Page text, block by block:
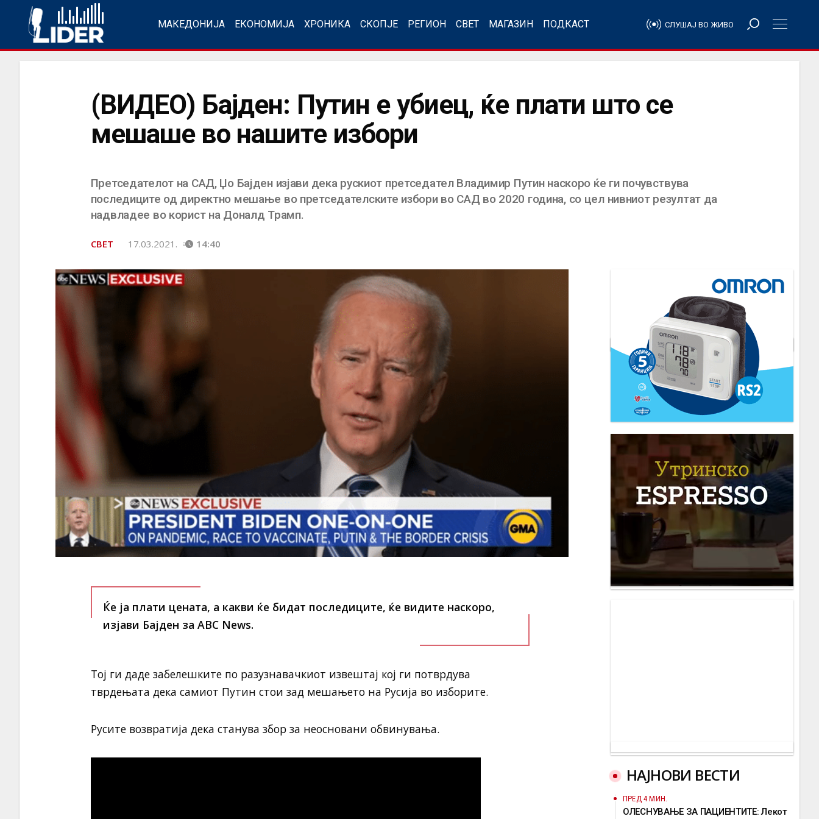
МАКЕДОНИЈА ЕКОНОМИЈА ХРОНИКА СКОПЈЕ РЕГИОН СВЕТ МАГАЗИН ПОДКАСТ СЛУШАЈ ВО ЖИВО
(ВИДЕО) Бајден: Путин е убиец, ќе плати што се
мешаше во нашите избори
Претседателот на САД, Џо Бајден изјави дека рускиот претседател Владимир Путин наскоро ќе ги почувствува
последиците од директно мешање во претседателските избори во САД во 2020 година, со цел нивниот резултат да
надвладее во корист на Доналд Трамп.
СВЕТ 17.03.2021. 14:40
Ќе ја плати цената, а какви ќе бидат последиците, ќе видите наскоро,
изјави Бајден за ABC News.
Тој ги даде забелешките по разузнавачкиот извештај кој ги потврдува
тврдењата дека самиот Путин стои зад мешањето на Русија во изборите.
Русите возвратија дека станува збор за неосновани обвинувања.
НАЈНОВИ ВЕСТИ
ПРЕД 4 МИН.
ОЛЕСНУВАЊЕ ЗА ПАЦИЕНТИТЕ: Лекот